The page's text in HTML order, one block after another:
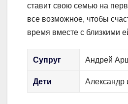
ставит свою семью на
все возможное, чтобы
время вместе с близкими
Супруг Андрей
Дети Александр